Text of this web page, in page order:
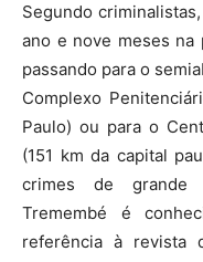
Segundo
ano e nove meses na
passando para o
Complexo
Paulo) ou para o
(151 km da capital
crimes de grande
Tremembé é
referência à revista